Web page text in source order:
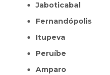
Jaboticabal
Fernandópolis
Itupeva
Peruíbe
Amparo